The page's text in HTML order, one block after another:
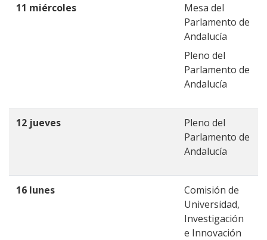
11 miércoles
Mesa del
Parlamento de
Andalucía
Pleno del
Parlamento de
Andalucía
12 jueves
Pleno del
Parlamento de
Andalucía
16 lunes
Comisión de
Universidad,
Investigación
e Innovación